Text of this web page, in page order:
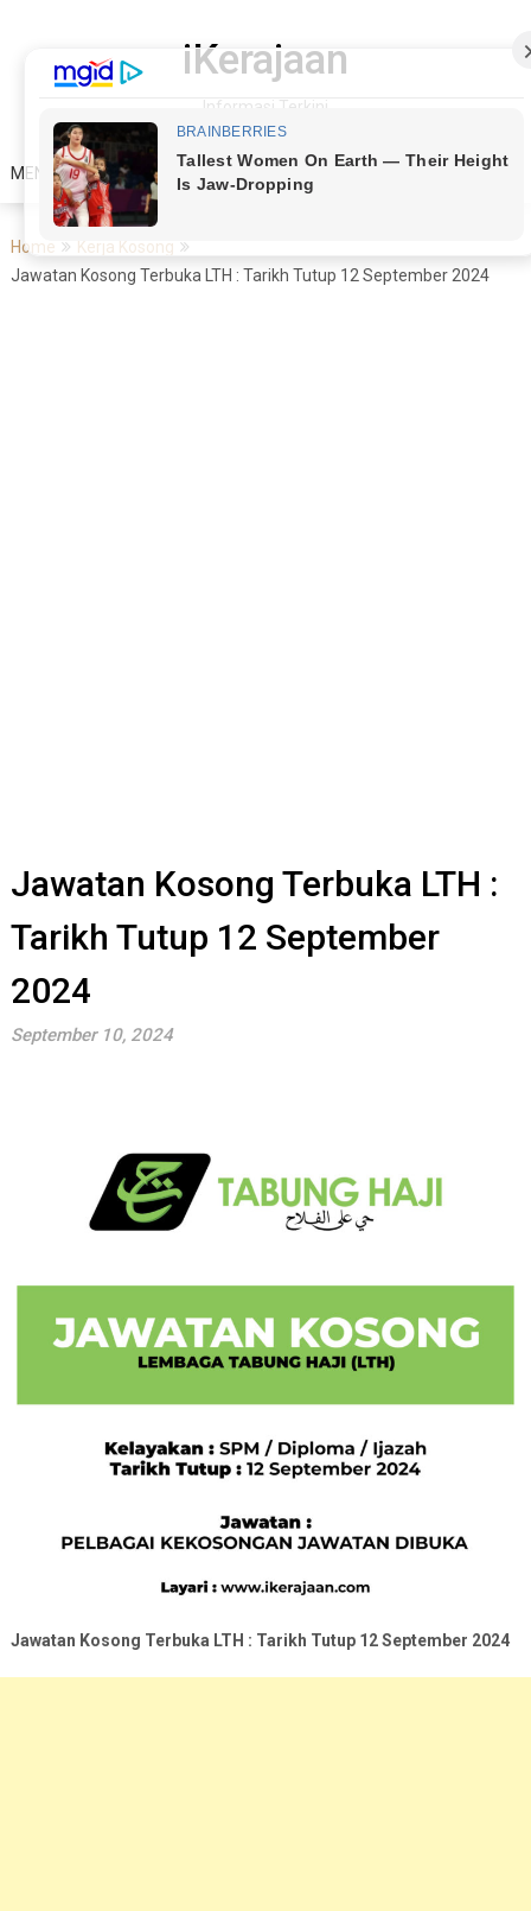
iKerajaan
Informasi Terkini
MENU
Home
Kerja Kosong
Jawatan Kosong Terbuka LTH : Tarikh Tutup 12 September 2024
Jawatan Kosong Terbuka LTH :
Tarikh Tutup 12 September
2024
September 10, 2024
Jawatan Kosong Terbuka LTH : Tarikh Tutup 12 September 2024